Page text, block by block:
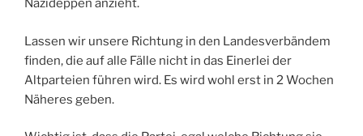
Nazideppen anzieht.
Lassen wir unsere Richtung in den Landesverbändem
finden, die auf alle Fälle nicht in das Einerlei der
Altparteien führen wird. Es wird wohl erst in 2 Wochen
Näheres geben.